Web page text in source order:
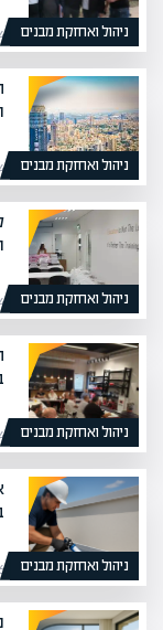
ניהול ואחזקת מבנים
ניהול ואחזקת מבנים
ניהול ואחזקת מבנים
ניהול ואחזקת מבנים
ניהול ואחזקת מבנים